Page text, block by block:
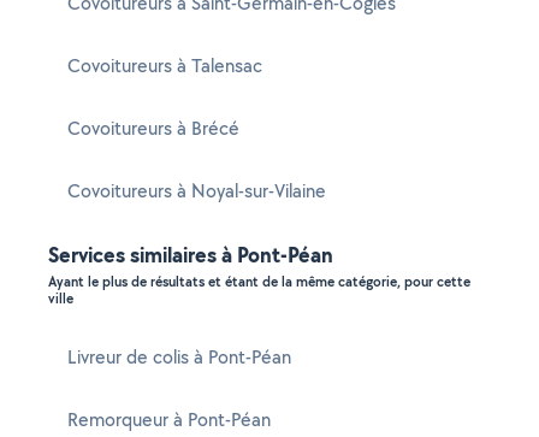
Covoitureurs à Talensac
Covoitureurs à Brécé
Covoitureurs à Noyal-sur-Vilaine
Services similaires à Pont-Péan
Ayant le plus de résultats et étant de la même catégorie, pour cette
ville
Livreur de colis à Pont-Péan
Remorqueur à Pont-Péan